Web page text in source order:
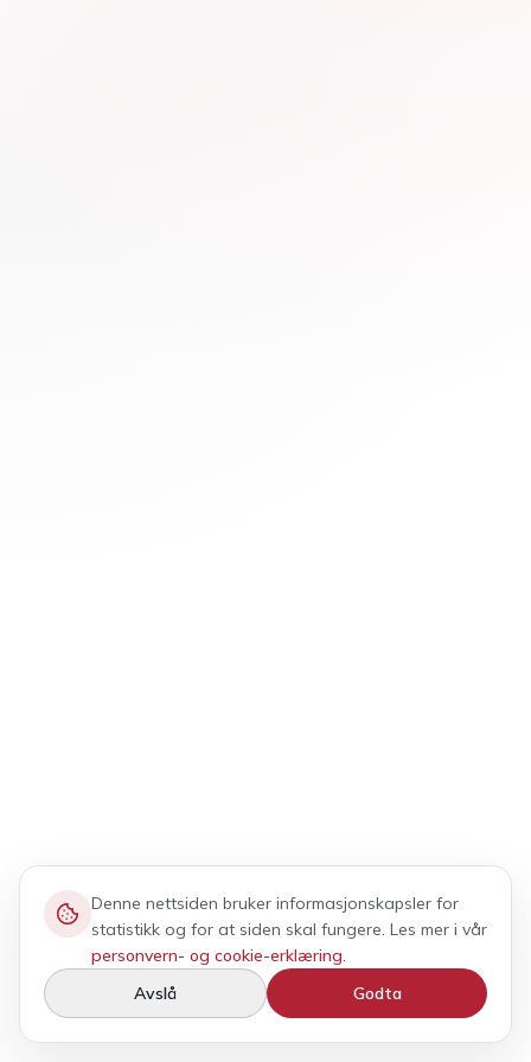
Denne nettsiden bruker informasjonskapsler for
statistikk og for at siden skal fungere. Les mer i vår
personvern- og cookie-erklæring.
Avslå
Godta